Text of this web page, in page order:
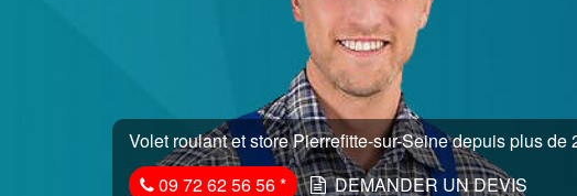
Volet roulant et store Pierrefitte-sur-Seine depuis plus de
09 72 62 56 56* DEMANDER UN DEVIS